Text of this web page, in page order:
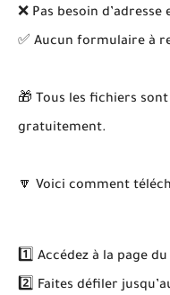
❌ Pas besoin d’adresse
✅ Aucun formulaire à
🎁 Tous les fichiers
gratuitement.
🔽 Voici comment
1️⃣ Accédez à la page
2️⃣ Faites défiler